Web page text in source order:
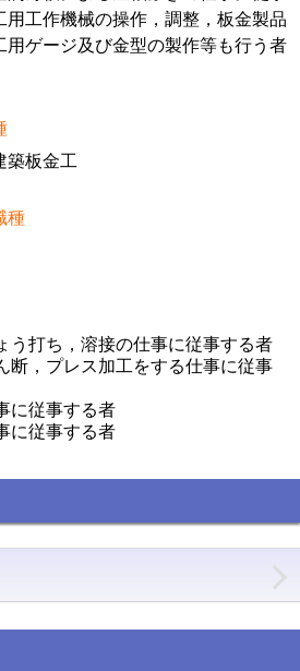
工作機械の操作，調整，板金製品
用ゲージ及び金型の製作等も行う者
築板金工
種
う打ち，溶接の仕事に従事する者
断，プレス加工をする仕事に従事
に従事する者
に従事する者